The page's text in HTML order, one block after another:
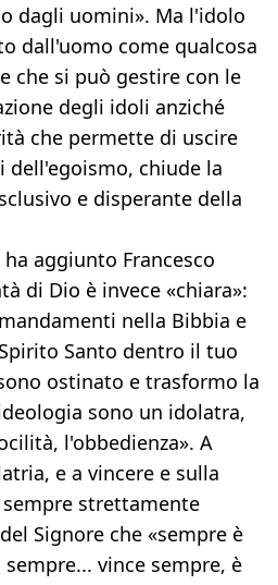
dagli uomini». Ma l'idolo
dall'uomo come qualcosa
che si può gestire con le
degli idoli anziché
che permette di uscire
dell'egoismo, chiude la
e disperante della
aggiunto Francesco
di Dio è invece «chiara»:
nella Bibbia e
Santo dentro il tuo
ostinato e trasformo la
sono un idolatra,
l'obbedienza». A
e a vincere e sulla
sempre strettamente
Signore che «sempre è
vince sempre, è